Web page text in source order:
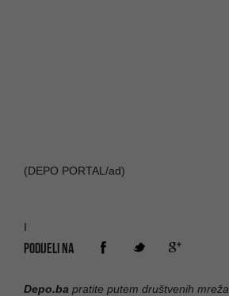
(DEPO PORTAL/ad)
I
PODIJELI NA
Depo.ba pratite putem društvenih mreža